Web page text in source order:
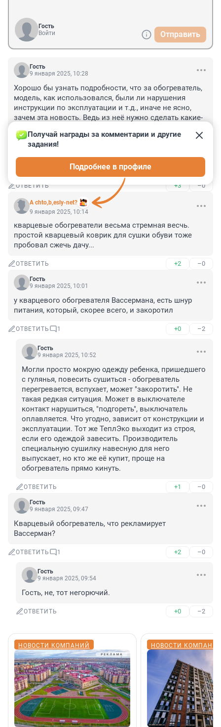
Гость
Войти
Отправить
Гость
9 января 2025, 10:28
Хорошо бы узнать подробности, что за обогреватель,
модель, как использовался, были ли нарушения
инструкции по эксплуатации и т.д., иначе не ясно,
зачем эта новость. Ведь из неё нужно сделать какие-
всех "кварцевых обогревателей", что бы под этим не
подразумевалось. Может ребенок с ним "играл",
может белье на нем сушили, что запрещено
инструкцией, и т.п.
ОТВЕТИТЬ +3 –0
A chto,b,esly-net?
Получай награды за комментарии и другие
задания!
Подробнее в профиле
9 января 2025, 10:14
кварцевые обогреватели весьма стремная весчь.
простой кварцевый коврик для сушки обуви тоже
пробовал сжечь дачу...
ОТВЕТИТЬ +2 –0
Гость
9 января 2025, 10:01
у кварцевого обогревателя Вассермана, есть шнур
питания, который, скорее всего, и закоротил
ОТВЕТИТЬ 1 +0 –2
Гость
9 января 2025, 10:52
Могли просто мокрую одежду ребенка, пришедшего
с гулянья, повесить сушиться - обогреватель
перегревается, вспухает, может "закоротить". Не
такая редкая ситуация. Может в выключателе
контакт нарушиться, "подгореть", выключатель
оплавляется. Что угодно, зависит от конструкции и
эксплуатации. Тот же ТеплЭко выходит из строя,
если его одеждой завесить. Производитель
специальную сушилку навесную для него
выпускает, но кто же её купит, проще на
обогреватель прямо кинуть.
ОТВЕТИТЬ +1 –0
Гость
9 января 2025, 09:47
Кварцевый обогреватель, что рекламирует
Вассерман?
ОТВЕТИТЬ 1 +2 –0
Гость
9 января 2025, 09:54
Гость, не, тот негорючий.
ОТВЕТИТЬ +0 –2
НОВОСТИ КОМПАНИЙ НОВОСТИ